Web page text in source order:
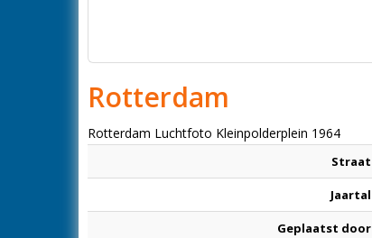
Rotterdam
Rotterdam Luchtfoto Kleinpolderplein 1964
Straat
Jaartal
Geplaatst door